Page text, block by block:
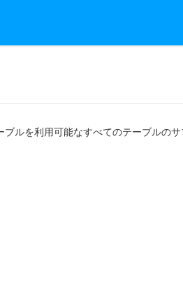
ブルを利用可能なすべてのテーブルの